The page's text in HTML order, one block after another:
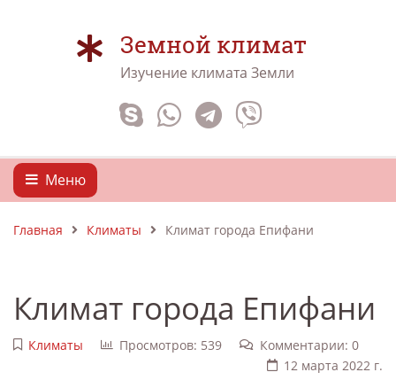
Земной климат
Изучение климата Земли
Меню
Главная Климаты Климат города Епифани
Климат города Епифани
Климаты Просмотров: 539
Комментарии: 0
12 марта 2022 г.